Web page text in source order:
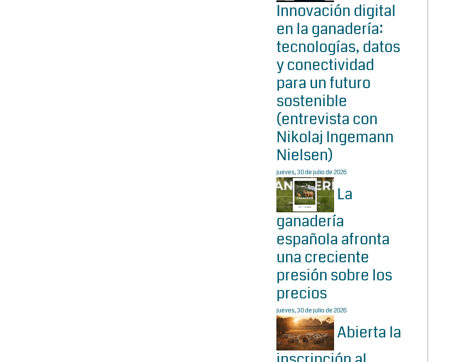
Innovación digital
en la ganadería:
tecnologías, datos
y conectividad
para un futuro
sostenible
(entrevista con
Nikolaj Ingemann
Nielsen)
jueves, 30 de julio de 2026
La
ganadería
española afronta
una creciente
presión sobre los
precios
jueves, 30 de julio de 2026
Abierta la